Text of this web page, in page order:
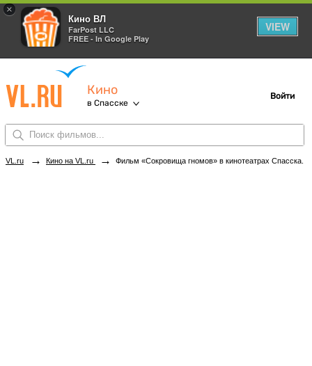
×
Кино ВЛ
FarPost LLC
FREE - In Google Play
VIEW
Кино
в Спасске
Войти
VL.ru → Кино на VL.ru → Фильм «Сокровища гномов» в кинотеатрах Спасска. Купить билеты!